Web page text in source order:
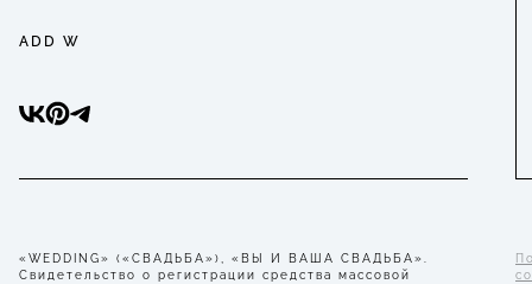
ADD W
«WEDDING» («СВАДЬБА»), «ВЫ И ВАША СВАДЬБА».
Свидетельство о регистрации средства массовой